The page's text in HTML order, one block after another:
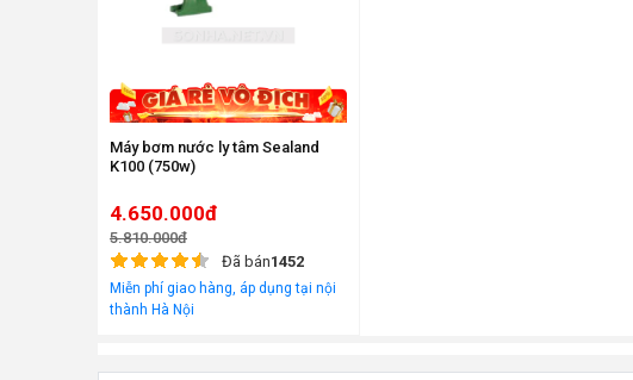
Máy bơm nước ly tâm Sealand
K100 (750w)
4.650.000đ
5.810.000đ
Đã bán1452
Miễn phí giao hàng, áp dụng tại nội
thành Hà Nội